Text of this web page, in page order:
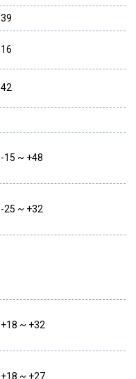
39
16
42
-15 ~ +48
-25 ~ +32
+18 ~ +32
+18 ~ +27